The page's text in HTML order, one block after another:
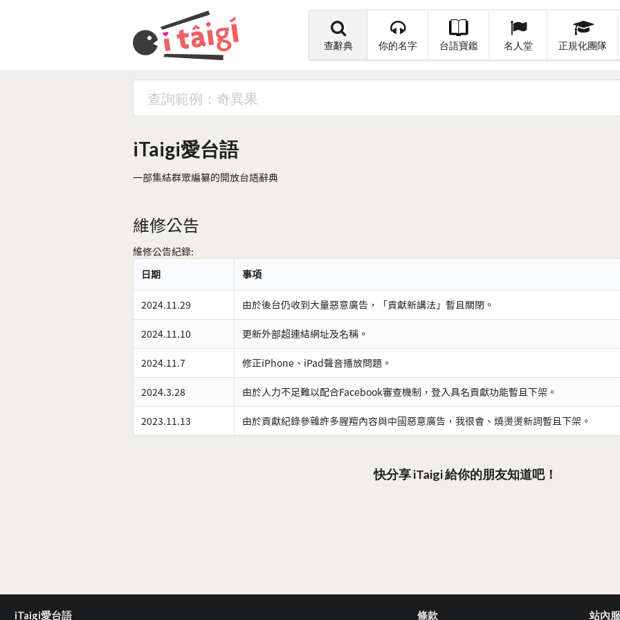
查辭典 你的名字 台語寶鑑 名人堂 正規化團隊
iTaigi愛台語
一部集結群眾編纂的開放台語辭典
維修公告
維修公告紀錄:
日期
事項
2024.11.29 由於後台仍收到大量惡意廣告，「貢獻新講法」暫且關閉。
2024.11.10 更新外部超連結網址及名稱。
2024.11.7 修正iPhone、iPad聲音播放問題。
2024.3.28 由於人力不足難以配合Facebook審查機制，登入具名貢獻功能暫且下架。
2023.11.13 由於貢獻紀錄參雜許多腥羶內容與中國惡意廣告，我很會、燒燙燙新詞暫且下架。
快分享 iTaigi 給你的朋友知道吧！
iTaigi愛台語 條款 站內